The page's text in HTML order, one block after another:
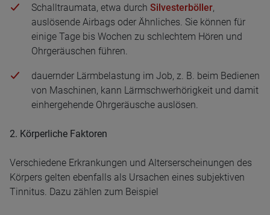
Schalltraumata, etwa durch Silvesterböller,
auslösende Airbags oder Ähnliches. Sie können für
einige Tage bis Wochen zu schlechtem Hören und
Ohrgeräuschen führen.
dauernder Lärmbelastung im Job, z. B. beim Bedienen
von Maschinen, kann Lärmschwerhörigkeit und damit
einhergehende Ohrgeräusche auslösen.
2. Körperliche Faktoren
Verschiedene Erkrankungen und Alterserscheinungen des
Körpers gelten ebenfalls als Ursachen eines subjektiven
Tinnitus. Dazu zählen zum Beispiel